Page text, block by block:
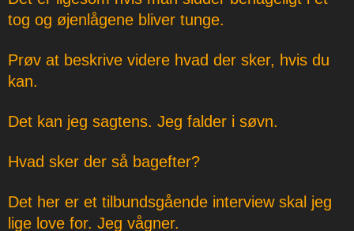
tog og øjenlågene bliver tunge.
Prøv at beskrive videre hvad der sker, hvis du
kan.
Det kan jeg sagtens. Jeg falder i søvn.
Hvad sker der så bagefter?
Det her er et tilbundsgående interview skal jeg
lige love for. Jeg vågner.